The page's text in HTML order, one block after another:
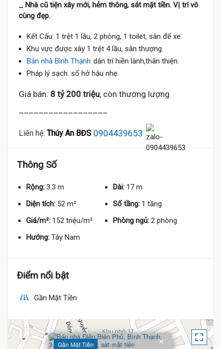
_ Nhà cũ tiện xây mới, hẻm thông, sát mặt tiền. Vị trí vô
cùng đẹp.
Kết Cấu: 1 trệt 1 lầu, 2 phòng, 1 toilet, sân để xe.
Khu vực được xây 1 trệt 4 lầu, sân thượng.
Bán nhà Bình Thạnh dân trí hiền lành,thân thiện.
Pháp lý sạch. sổ hở hậu nhẹ.
Giá bán: 8 tỷ 200 triệu, còn thương lượng
Liên hệ: Thúy An BĐS 0904439653
Thông Số
Rộng: 3.3 m Dài: 17 m
Diện tích: 52 m² Số tầng: 1 tầng
Giá/m²: 152 triệu/m² Phòng ngủ: 2 phòng
Hướng: Tây Nam
Điểm nổi bật
Gần Mặt Tiền
Gần Mặt Tiền
×